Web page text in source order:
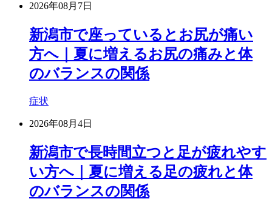
2026年08月7日
新潟市で座っているとお尻が痛い
方へ｜夏に増えるお尻の痛みと体
のバランスの関係
症状
2026年08月4日
新潟市で長時間立つと足が疲れやす
い方へ｜夏に増える足の疲れと体
のバランスの関係